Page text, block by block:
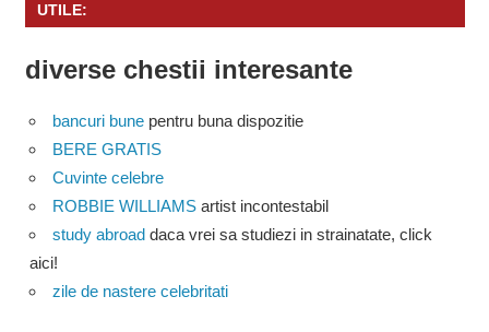
UTILE:
diverse chestii interesante
bancuri bune pentru buna dispozitie
BERE GRATIS
Cuvinte celebre
ROBBIE WILLIAMS artist incontestabil
study abroad daca vrei sa studiezi in strainatate, click
aici!
zile de nastere celebritati